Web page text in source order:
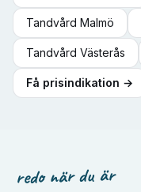
Tandvård Malmö
Tandvård Västerås
Få prisindikation →
redo när du är